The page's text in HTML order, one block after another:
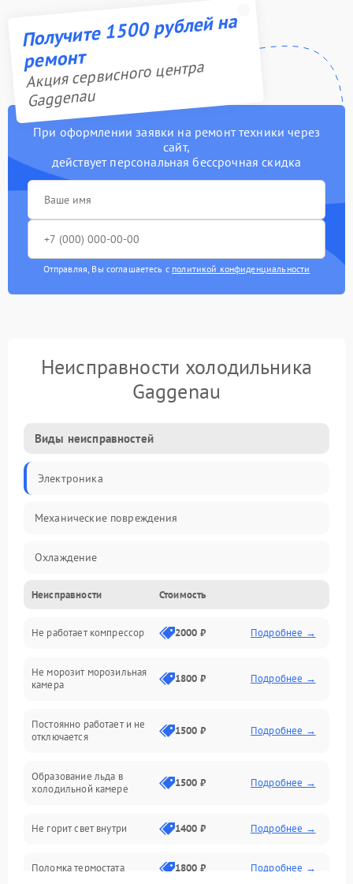
Получите 1500 рублей на
ремонт
Акция сервисного центра
Gaggenau
При оформлении заявки на ремонт техники через
сайт,
действует персональная бессрочная скидка
Отправляя, Вы соглашаетесь с политикой конфиденциальности
Неисправности холодильника
Gaggenau
Виды неисправностей
Электроника
Механические повреждения
Охлаждение
Механика
Электропитание
Дренаж
Неисправности Стоимость
Не работает компрессор 2000 ₽ Подробнее →
Не морозит морозильная
камера
1800 ₽ Подробнее →
Постоянно работает и не
отключается
1500 ₽ Подробнее →
Образование льда в
холодильной камере
1500 ₽ Подробнее →
Не горит свет внутри 1400 ₽ Подробнее →
Поломка термостата 1800 ₽ Подробнее →